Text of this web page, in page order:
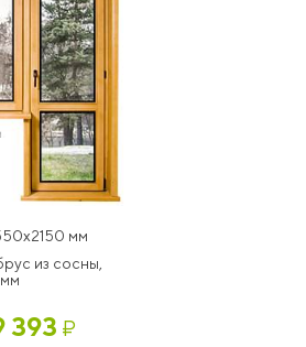
мм
из сосны,
393 ₽